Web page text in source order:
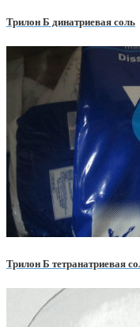
Трилон Б динатриевая соль
Трилон Б тетранатриевая